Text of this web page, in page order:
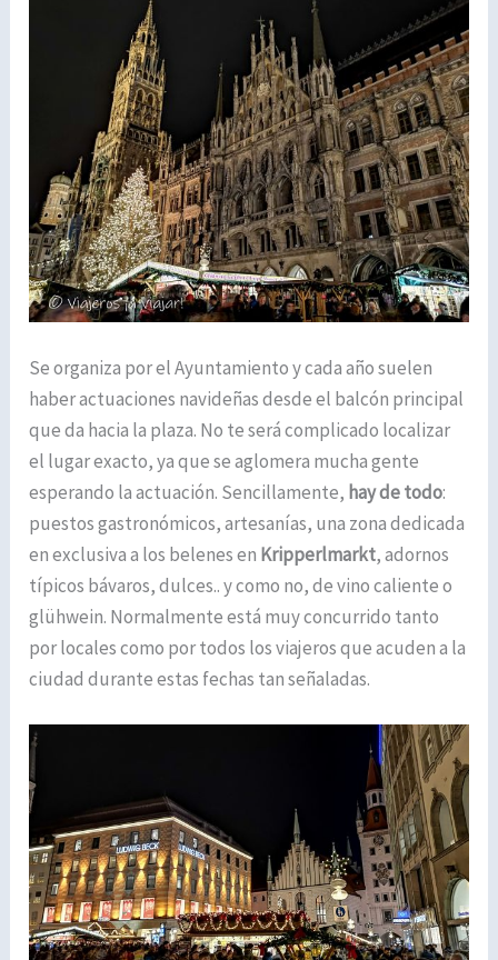
Se organiza por el Ayuntamiento y cada año suelen
haber actuaciones navideñas desde el balcón principal
que da hacia la plaza. No te será complicado localizar
el lugar exacto, ya que se aglomera mucha gente
esperando la actuación. Sencillamente, hay de todo:
puestos gastronómicos, artesanías, una zona dedicada
en exclusiva a los belenes en Kripperlmarkt, adornos
típicos bávaros, dulces.. y como no, de vino caliente o
glühwein. Normalmente está muy concurrido tanto
por locales como por todos los viajeros que acuden a la
ciudad durante estas fechas tan señaladas.